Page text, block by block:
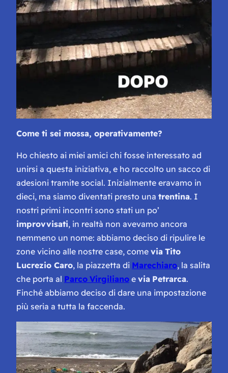
Come ti sei mossa, operativamente?
Ho chiesto ai miei amici chi fosse interessato ad
unirsi a questa iniziativa, e ho raccolto un sacco di
adesioni tramite social. Inizialmente eravamo in
dieci, ma siamo diventati presto una trentina. I
nostri primi incontri sono stati un po’
improvvisati, in realtà non avevamo ancora
nemmeno un nome: abbiamo deciso di ripulire le
zone vicino alle nostre case, come via Tito
Lucrezio Caro, la piazzetta di Marechiaro, la salita
che porta al Parco Virgiliano e via Petrarca.
Finché abbiamo deciso di dare una impostazione
più seria a tutta la faccenda.